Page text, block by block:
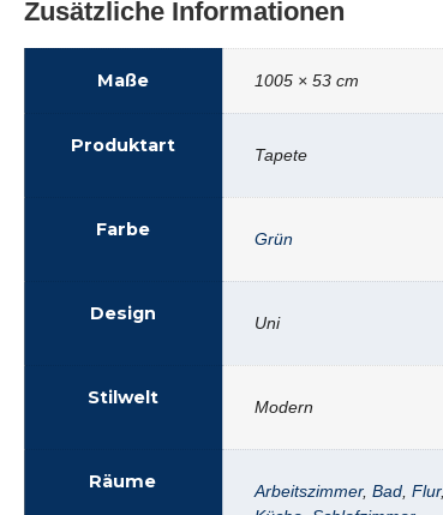
Zusätzliche Informationen
Maße 1005 × 53 cm
Produktart Tapete
Farbe Grün
Design Uni
Stilwelt Modern
Räume Arbeitszimmer, Bad Flur,